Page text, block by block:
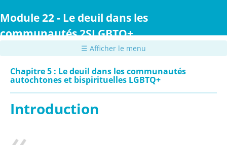
au
principal
Module 22 - Le deuil dans les
communautés 2SLGBTQ+
☰ Afficher le menu
Chapitre 5 : Le deuil dans les communautés
autochtones et bispirituelles LGBTQ+
Introduction